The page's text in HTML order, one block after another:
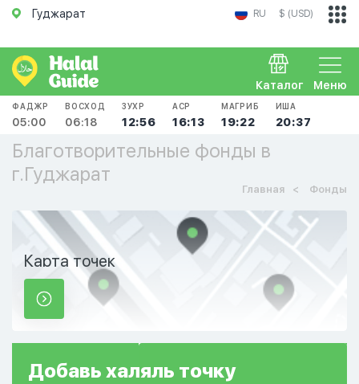
Гуджарат RU $ (USD)
Меню
Каталог
ФАДЖР
05:00
ВОСХОД
06:18
ЗУХР
12:56
АСР
16:13
МАГРИБ
19:22
ИША
20:37
Благотворительные фонды в
г.Гуджарат
Главная Фонды
Карта точек
Добавь халяль точку